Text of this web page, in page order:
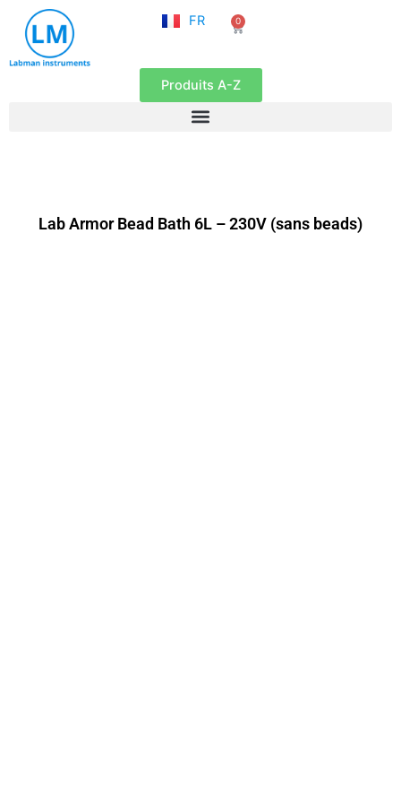
contenu
FR
EN
0
Panier
Produits A-Z
Lab Armor Bead Bath 6L – 230V (sans beads)